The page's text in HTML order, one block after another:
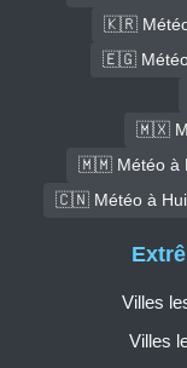
🇰🇷
🇪🇬 Météo
🇲🇽
🇲🇲 Météo à
🇨🇳 Météo à
Villes
Villes